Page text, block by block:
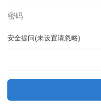
安全提问(未设置请忽略)